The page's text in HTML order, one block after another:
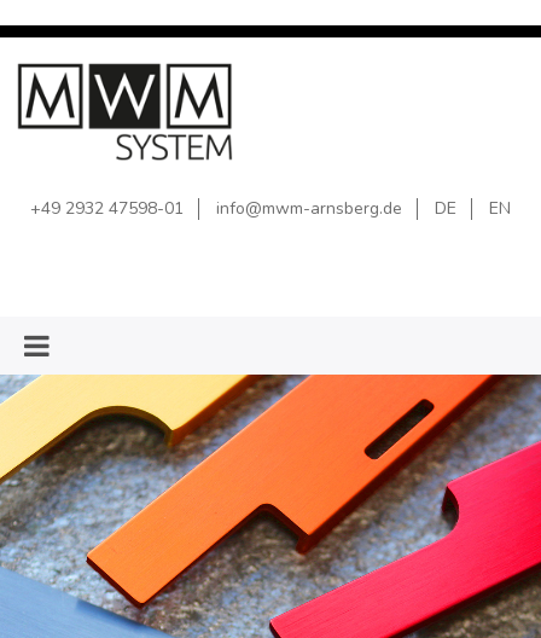
+49 2932 47598-01 info@mwm-arnsberg.de DE EN